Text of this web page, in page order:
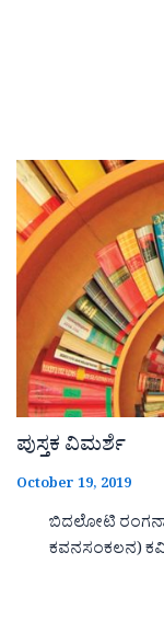
ಪುಸ್ತಕ ವಿಮರ್ಶೆ
October 19, 2019
ಬಿದಲೋಟಿ
ಕವನಸಂಕಲನ)